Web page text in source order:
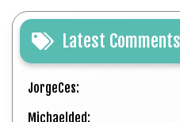
заказать молебен:
Explore Categories